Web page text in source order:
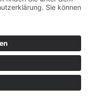
|
1 57392 Schmallenberg